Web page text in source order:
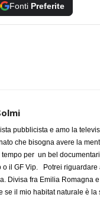
Fonti Preferite
pubblicista e amo la
che bisogna avere la
per un bel
o il GF Vip. Potrei riguardare
Divisa fra Emilia Romagna
se il mio habitat naturale è la